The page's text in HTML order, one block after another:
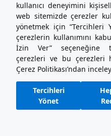
kullanıcı deneyimini
web sitemizde çerezler
yönetmek için “Tercihleri
çerezlerin kullanımını
İzin Ver” seçeneğine
çerezleri ve bu çerezleri
Çerez Politikası’ndan
Tercihleri
Yönet